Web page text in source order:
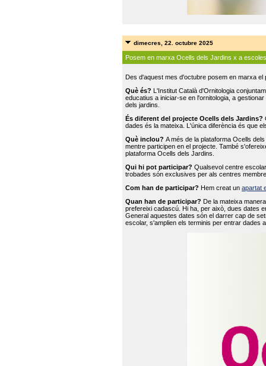
dimecres, 22. octubre 2025
Posem en marxa Ocells dels Jardins x a escoles
Des d'aquest mes d'octubre posem en marxa
Què és? L'Institut Català d'Ornitologia
educatius a iniciar-se en l'ornitologia, a
dels jardins.
És diferent del projecte Ocells dels Jardins?
dades és la mateixa. L'única diferència és que
Què inclou? A més de la plataforma Ocells
mentre participen en el projecte. També
plataforma Ocells dels Jardins.
Qui hi pot participar? Qualsevol centre
trobades són exclusives per als centres
Com han de participar? Hem creat un apartat
Quan han de participar? De la mateixa
prefereixi cadascú. Hi ha, per això, dues dates
General aquestes dates són el darrer cap de
escolar, s'amplien els terminis per entrar dades